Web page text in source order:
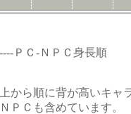
----ＰＣ-ＮＰＣ身長順
上から順に背が高いキャ
ＮＰＣも含めています。